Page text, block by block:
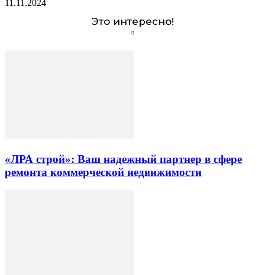
11.11.2024
Это интересно!
«ЛРА строй»: Ваш надежный партнер в сфере
ремонта коммерческой недвижимости